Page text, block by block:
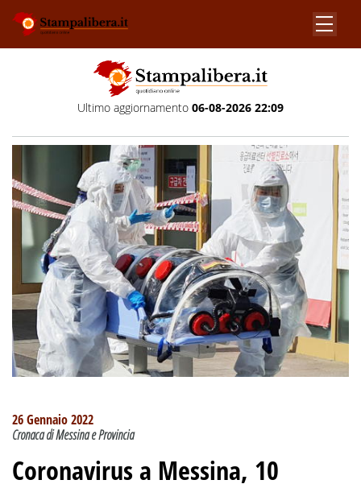
Ultimo aggiornamento 06-08-2026 22:09
26 Gennaio 2022
Cronaca di Messina e Provincia
Coronavirus a Messina, 10